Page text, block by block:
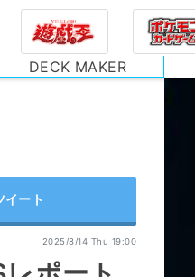
DECK MAKER
2025/8/14 Thu 19:00